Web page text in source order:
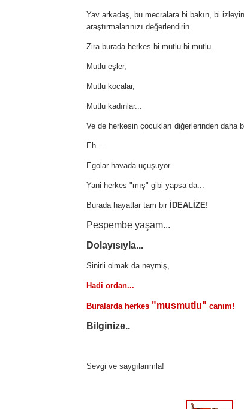
Yav arkadaş, bu mecralara bi bakın, bi
araştırmalarınızı değerlendirin.
Zira burada herkes bi mutlu bi mutlu..
Mutlu eşler,
Mutlu kocalar,
Mutlu kadınlar...
Ve de herkesin çocukları diğerlerinden daha
Eh...
Egolar havada uçuşuyor.
Yani herkes "mış" gibi yapsa da...
Burada hayatlar tam bir İDEALİZE!
Pespembe yaşam...
Dolayısıyla...
Sinirli olmak da neymiş,
Hadi ordan...
Buralarda herkes "musmutlu" canım!
Bilginize..
Sevgi ve saygılarımla!